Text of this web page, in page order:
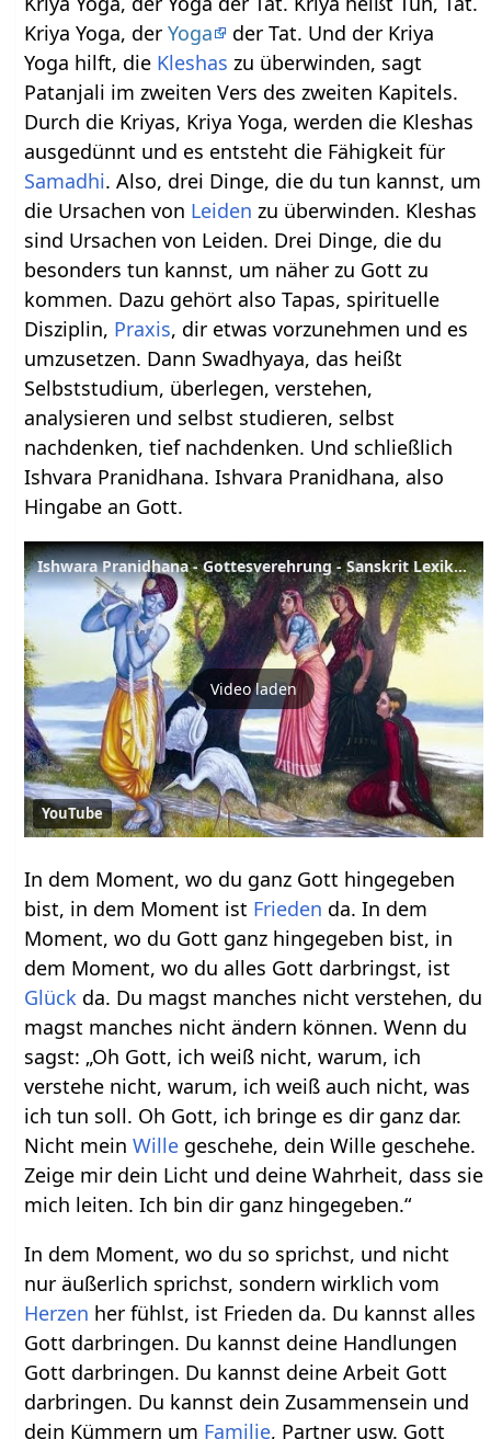
Kriya Yoga, derYoga
der Tat. Und der Kriya
Yoga hilft, die Kleshas zu überwinden, sagt
Patanjali im zweiten Vers des zweiten Kapitels.
Durch die Kriyas, Kriya Yoga, werden die Kleshas
ausgedünnt und es entsteht die Fähigkeit für
Samadhi. Also, drei Dinge, die du tun kannst, um
die Ursachen von Leiden zu überwinden. Kleshas
sind Ursachen von Leiden. Drei Dinge, die du
besonders tun kannst, um näher zu Gott zu
kommen. Dazu gehört also Tapas, spirituelle
Disziplin, Praxis, dir etwas vorzunehmen und es
umzusetzen. Dann Swadhyaya, das heißt
Selbststudium, überlegen, verstehen,
analysieren und selbst studieren, selbst
nachdenken, tief nachdenken. Und schließlich
Ishvara Pranidhana. Ishvara Pranidhana, also
Hingabe an Gott.
Ishwara Pranidhana - Gottesverehrung - Sanskrit Lexikon
Video laden
YouTube
In dem Moment, wo du ganz Gott hingegeben
bist, in dem Moment ist Frieden da. In dem
Moment, wo du Gott ganz hingegeben bist, in
dem Moment, wo du alles Gott darbringst, ist
Glück da. Du magst manches nicht verstehen, du
magst manches nicht ändern können. Wenn du
sagst: „Oh Gott, ich weiß nicht, warum, ich
verstehe nicht, warum, ich weiß auch nicht, was
ich tun soll. Oh Gott, ich bringe es dir ganz dar.
Nicht meinWille geschehe, dein Wille geschehe.
Zeige mir dein Licht und deine Wahrheit, dass sie
mich leiten. Ich bin dir ganz hingegeben.“
In dem Moment, wo du so sprichst, und nicht
nur äußerlich sprichst, sondern wirklich vom
Herzen her fühlst, ist Frieden da. Du kannst alles
Gott darbringen. Du kannst deine Handlungen
Gott darbringen. Du kannst deine Arbeit Gott
darbringen. Du kannst dein Zusammensein und
dein Kümmern um Familie, Partner usw. Gott